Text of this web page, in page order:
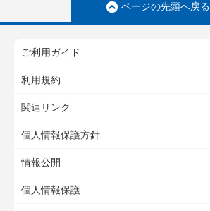
ページの先頭へ戻る
ご利用ガイド
利用規約
関連リンク
個人情報保護方針
情報公開
個人情報保護